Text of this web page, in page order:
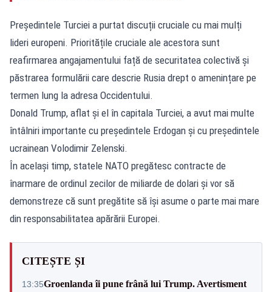
Președintele Turciei a purtat discuții cruciale cu mai mulți
lideri europeni. Prioritățile cruciale ale acestora sunt
reafirmarea angajamentului față de securitatea colectivă și
păstrarea formulării care descrie Rusia drept o amenințare pe
termen lung la adresa Occidentului.
Donald Trump, aflat și el în capitala Turciei, a avut mai multe
întâlniri importante cu președintele Erdogan și cu președintele
ucrainean Volodimir Zelenski.
În același timp, statele NATO pregătesc contracte de
înarmare de ordinul zecilor de miliarde de dolari și vor să
demonstreze că sunt pregătite să își asume o parte mai mare
din responsabilitatea apărării Europei.
CITEȘTE ȘI
13:35Groenlanda îi pune frână lui Trump. Avertisment